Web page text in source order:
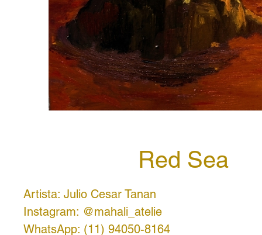
Red Sea
Artista: Julio Cesar Tanan
Instagram: @mahali_atelie
WhatsApp: (11) 94050-8164